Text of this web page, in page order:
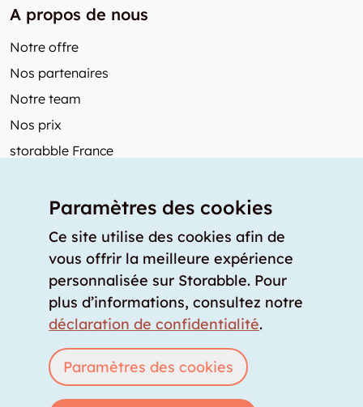
A propos de nous
Notre offre
Nos partenaires
Notre team
Nos prix
storabble France
Articles de presse
Comment calculer la capacité d'un garde-meuble?
Quel est le tarif moyen d'un garde-meuble?
Pour fournisseurs de stockage
Connexion Annoncez un espace de stockage
Paramètres des cookies
Ce site utilise des cookies afin de
vous offrir la meilleure expérience
personnalisée sur Storabble. Pour
plus d’informations, consultez notre
déclaration de confidentialité.
Paramètres des cookies